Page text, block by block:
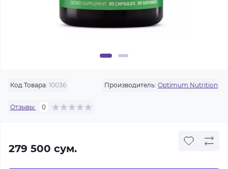
Код Товара: 10036 Производитель: Optimum Nutrition
Отзывы: 0
279 500 сум.